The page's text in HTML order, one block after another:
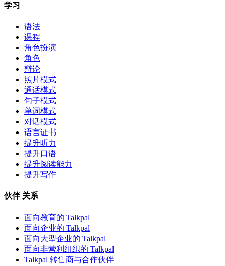
学习
语法
课程
角色扮演
角色
辩论
照片模式
通话模式
句子模式
单词模式
对话模式
语言证书
提升听力
提升口语
提升阅读能力
提升写作
伙伴 关系
面向教育的 Talkpal
面向企业的 Talkpal
面向大型企业的 Talkpal
面向非营利组织的 Talkpal
Talkpal 转售商与合作伙伴